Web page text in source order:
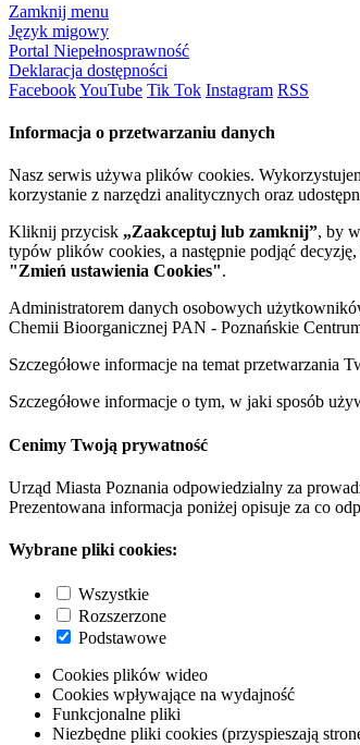
Zamknij menu
Język migowy
Portal Niepełnosprawność
Deklaracja dostępności
FacebookYouTube Tik Tok Instagram RSS
Informacja o przetwarzaniu danych
Nasz serwis używa plików cookies.
korzystanie z narzędzi analitycznych oraz
Kliknij przycisk „Zaakceptuj lub zamknij”, by
typów plików cookies, a następnie podjąć
"Zmień ustawienia Cookies".
Administratorem danych osobowych
Chemii Bioorganicznej PAN - Poznańskie
Szczegółowe informacje na temat przetwarzania
Szczegółowe informacje o tym, w jaki sposób
Cenimy Twoją prywatność
Urząd Miasta Poznania odpowiedzialny za
Prezentowana informacja poniżej opisuje za co
Wybrane pliki cookies:
Wszystkie
Rozszerzone
Podstawowe
Cookies plików wideo
Cookies wpływające na wydajność
Funkcjonalne pliki
Niezbędne pliki cookies (przyspieszają